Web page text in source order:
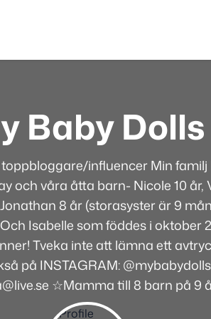
Baby Dolls
influencer Min
och våra åtta barn- Nicole 10 år,
8 år (storasyster är 9
Isabelle som föddes i oktober
Tveka inte att lämna ett
på INSTAGRAM:
☆Mamma till 8 barn på 9